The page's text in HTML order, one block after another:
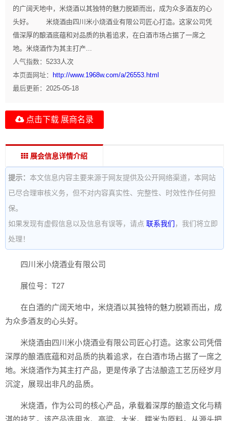
的广阔天地中，米烧酒以其独特的魅力脱颖而出，成为众多酒友的心
头好。 米烧酒由四川米小烧酒业有限公司匠心打造。这家公司凭
借深厚的酿酒底蕴和对品质的执着追求，在白酒市场占据了一席之
地。米烧酒作为其主打产...
人气指数： 5233人次
本页面网址：
http://www.1968w.com/a/26553.html
最后更新： 2025-05-18
点击下载 展商名录
展会信息详情介绍
提示： 本文信息内容主要来源于网友提供及公开网络渠道，本网站
已尽合理审核义务，但不对内容真实性、完整性、时效性作任何担
保。
如果发现有虚假信息以及信息有误等，请点 联系我们 ，我们将立即
处理！
四川米小烧酒业有限公司
展位号：T27
在白酒的广阔天地中，米烧酒以其独特的魅力脱颖而出，成
为众多酒友的心头好。
米烧酒由四川米小烧酒业有限公司匠心打造。这家公司凭借
深厚的酿酒底蕴和对品质的执着追求，在白酒市场占据了一席之
地。米烧酒作为其主打产品，更是传承了古法酿造工艺历经岁月
沉淀，展现出非凡的品质。
米烧酒，作为公司的核心产品，承载着深厚的酿造文化与精
湛的技艺。该产品选用水、高粱、大米、糯米为原料，从源头把